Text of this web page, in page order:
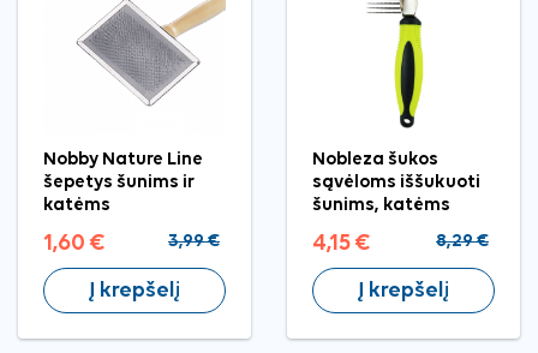
Nobby Nature Line
šepetys šunims ir
katėms
1,60 € 3,99 €
Į krepšelį
Nobleza šukos
sąvėloms iššukuoti
šunims, katėms
4,15 € 8,29 €
Į krepšelį